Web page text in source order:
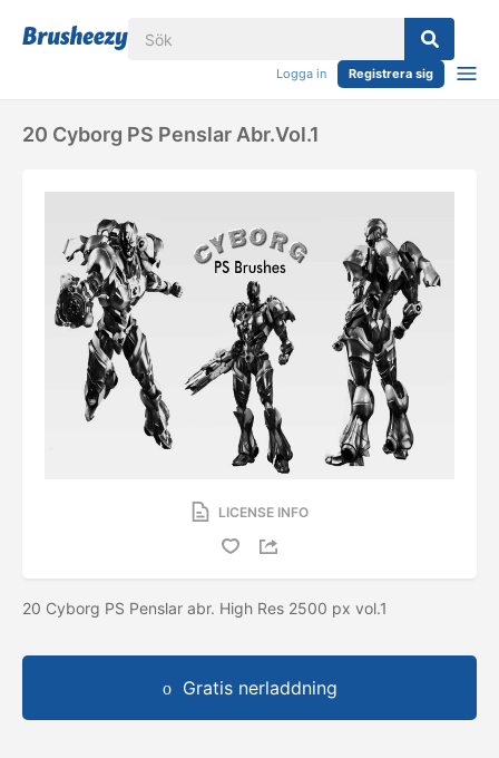
Logga in Registrera sig
20 Cyborg PS Penslar Abr.vol.1
LICENSE INFO
20 Cyborg PS Penslar abr. High Res 2500 px vol.1
Gratis nerladdning